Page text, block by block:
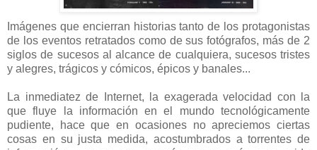
Imágenes que encierran historias tanto de los protagonistas
de los eventos retratados como de sus fotógrafos, más de 2
siglos de sucesos al alcance de cualquiera, sucesos tristes
y alegres, trágicos y cómicos, épicos y banales...
La inmediatez de Internet, la exagerada velocidad con la
que fluye la información en el mundo tecnológicamente
pudiente, hace que en ocasiones no apreciemos ciertas
cosas en su justa medida, acostumbrados a torrentes de